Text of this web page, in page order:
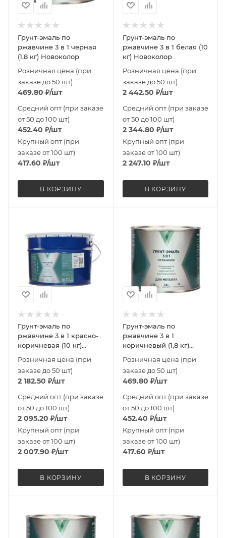
Грунт-эмаль по
ржавчине 3 в 1 черная
(1,8 кг) Новоколор
Розничная цена (при
заказе до 50 шт)
469.80 ₽/шт
Средний опт (при заказе
от 50 до 100 шт)
452.40 ₽/шт
Крупный опт (при
заказе от 100 шт)
417.60 ₽/шт
В КОРЗИНУ
Грунт-эмаль по
ржавчине 3 в 1 белая (10
кг) Новоколор
Розничная цена (при
заказе до 50 шт)
2 442.50 ₽/шт
Средний опт (при заказе
от 50 до 100 шт)
2 344.80 ₽/шт
Крупный опт (при
заказе от 100 шт)
2 247.10 ₽/шт
В КОРЗИНУ
Грунт-эмаль по
ржавчине 3 в 1 красно-
коричневая (10 кг)
Розничная цена (при
заказе до 50 шт)
2 182.50 ₽/шт
Средний опт (при заказе
от 50 до 100 шт)
2 095.20 ₽/шт
Крупный опт (при
заказе от 100 шт)
2 007.90 ₽/шт
В КОРЗИНУ
Грунт-эмаль по
ржавчине 3 в 1
коричневый (1,8 кг)
Розничная цена (при
заказе до 50 шт)
469.80 ₽/шт
Средний опт (при заказе
от 50 до 100 шт)
452.40 ₽/шт
Крупный опт (при
заказе от 100 шт)
417.60 ₽/шт
В КОРЗИНУ